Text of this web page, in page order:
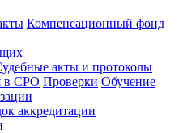
Компенсационный фонд
акты и протоколы
в СРО Проверки Обучение
аккредитации